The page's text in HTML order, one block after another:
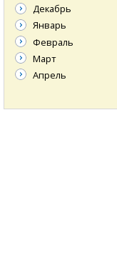
Декабрь
Январь
Февраль
Март
Апрель